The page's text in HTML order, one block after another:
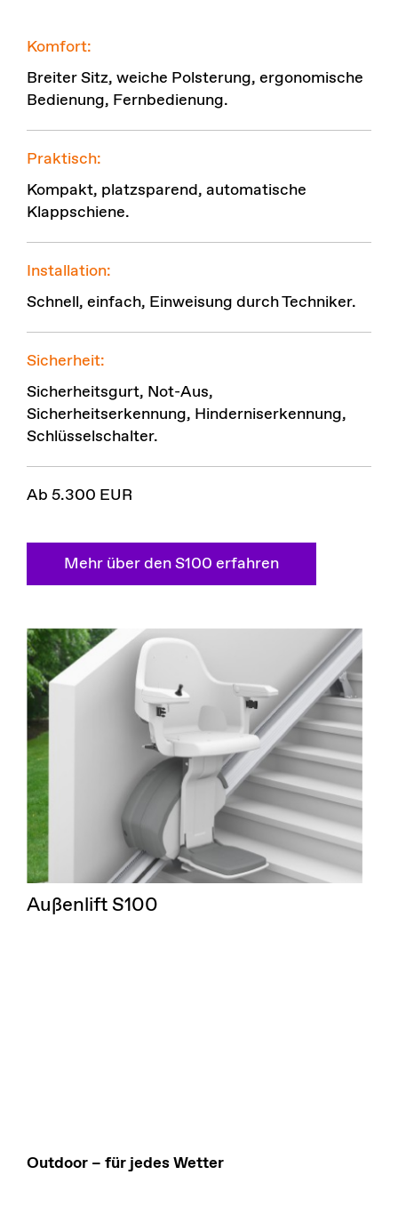
Komfort:
Breiter Sitz, weiche Polsterung, ergonomische
Bedienung, Fernbedienung.
Praktisch:
Kompakt, platzsparend, automatische
Klappschiene.
Installation:
Schnell, einfach, Einweisung durch Techniker.
Sicherheit:
Sicherheitsgurt, Not-Aus,
Sicherheitserkennung, Hinderniserkennung,
Schlüsselschalter.
Ab 5.300 EUR
Mehr über den S100 erfahren
Außenlift S100
Outdoor – für jedes Wetter